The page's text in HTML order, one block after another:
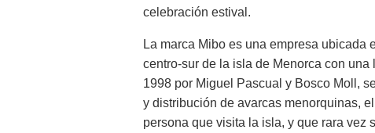
celebración estival.
La marca Mibo es una empresa ubicada
centro-sur de la isla de Menorca con
1998 por Miguel Pascual y Bosco Moll,
y distribución de avarcas menorquinas,
persona que visita la isla, y que rara vez